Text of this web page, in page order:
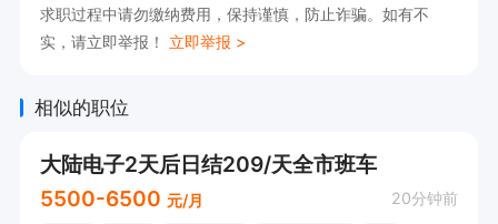
求职过程中请勿缴纳费用，保持谨慎，防止诈骗。如有不
实，请立即举报！ 立即举报 >
相似的职位
大陆电子2天后日结209/天全市班车
5500-6500 元/月 20分钟前